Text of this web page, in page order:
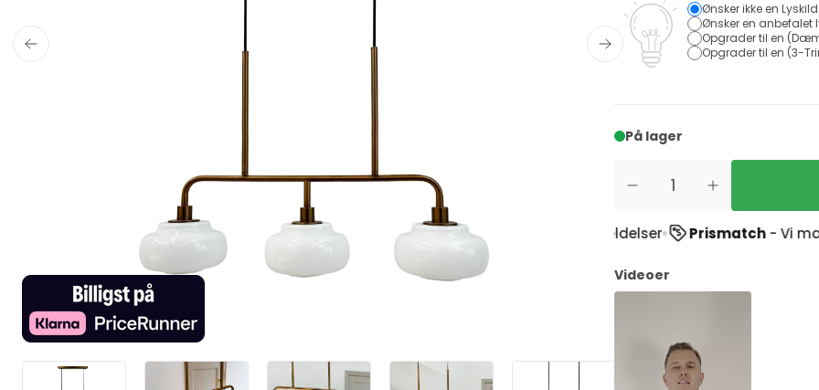
Ønsker ikke en
Ønsker en anbefalet
Opgrader til en
Opgrader til en (3-
På lager
4,9 stjerner på Trustpilotud af 1900+ anmeldelser Prismatch- Vi
Videoer